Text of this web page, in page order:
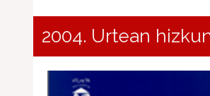
2004. Urtean